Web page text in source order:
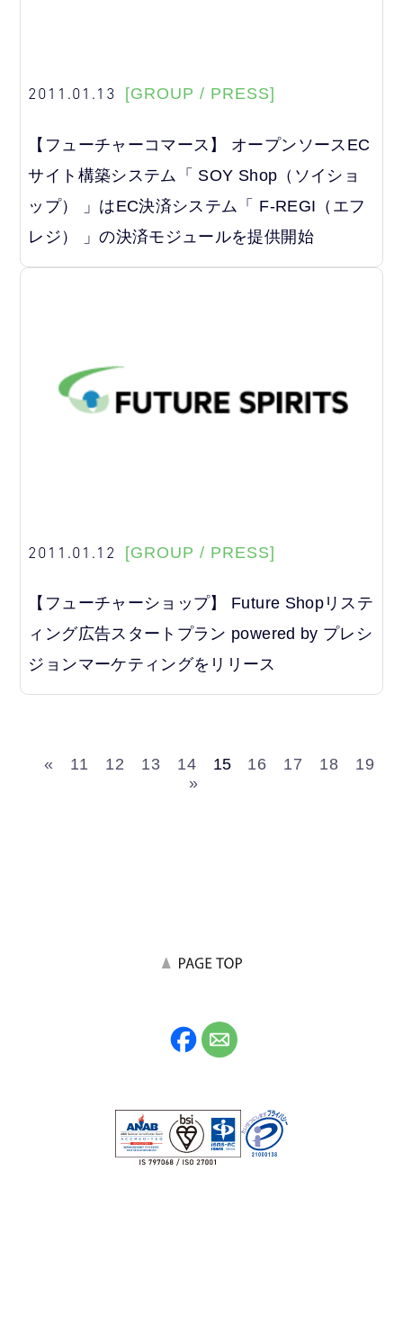
2011.01.13 [GROUP / PRESS]
【フューチャーコマース】 オープンソースEC
サイト構築システム「 SOY Shop（ソイショ
ップ） 」はEC決済システム「 F-REGI（エフ
レジ） 」の決済モジュールを提供開始
2011.01.12 [GROUP / PRESS]
【フューチャーショップ】 Future Shopリステ
ィング広告スタートプラン powered by プレシ
ジョンマーケティングをリリース
« 11 12 13 14 15 16 17 18
19
»